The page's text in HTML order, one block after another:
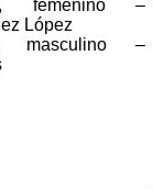
–
–